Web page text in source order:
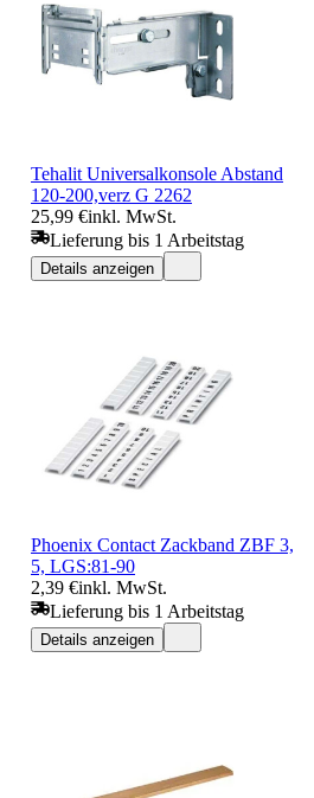
Tehalit Universalkonsole Abstand
120-200,verz G 2262
25,99 €inkl. MwSt.
Lieferung bis 1 Arbeitstag
Details anzeigen
Phoenix Contact Zackband ZBF 3,
5, LGS:81-90
2,39 €inkl. MwSt.
Lieferung bis 1 Arbeitstag
Details anzeigen